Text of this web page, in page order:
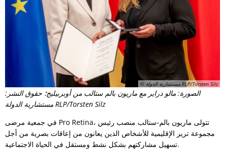
© مستشارية الدولة RLP/Torsten Silz
الصورة: مالو دراير مع ماريون بالم ستالب من أوبربيليج؛ حقوق النشر:
مستشارية الدولة RLP/Torsten Silz
في جمعية مرضى Pro Retina، تتولى ماريون بالم-ستالب منصب رئيس
مجموعة ترير الإقليمية للأشخاص الذين يعانون من إعاقات بصرية من أجل
تسهيل مشاركتهم بشكل نشط ومستقل في الحياة الاجتماعية.